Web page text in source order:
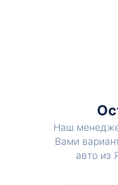
Наш
Вами
авто из